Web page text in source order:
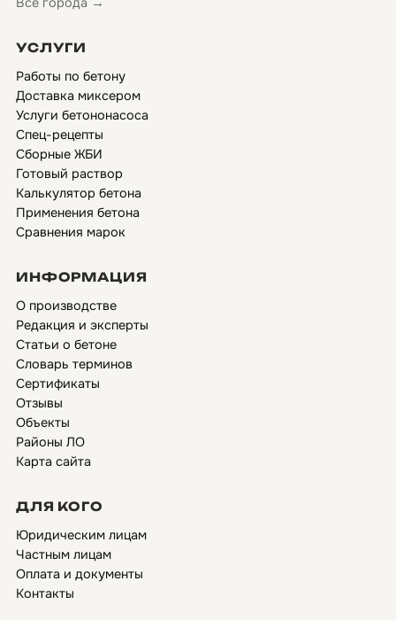
УСЛУГИ
Работы по бетону
Доставка миксером
Услуги бетононасоса
Спец-рецепты
Сборные ЖБИ
Готовый раствор
Калькулятор бетона
Применения бетона
Сравнения марок
ИНФОРМАЦИЯ
О производстве
Редакция и эксперты
Статьи о бетоне
Словарь терминов
Сертификаты
Отзывы
Объекты
Районы ЛО
Карта сайта
ДЛЯ КОГО
Юридическим лицам
Частным лицам
Оплата и документы
Контакты